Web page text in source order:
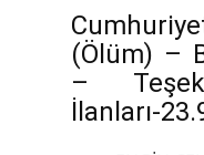
(Ölüm) –
–
İlanları-